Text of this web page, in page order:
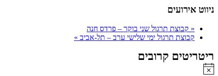
ניווט אירועים
« קבוצת תרגול שני בוקר – פרדס חנה
קבוצת תרגול ימי שלישי ערב – תל-אביב »
ריטריטים קרובים
Notice